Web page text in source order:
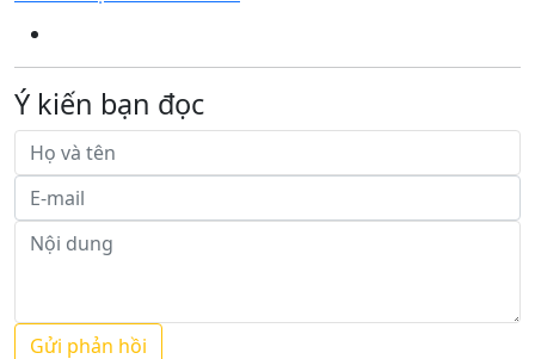
Ý kiến bạn đọc